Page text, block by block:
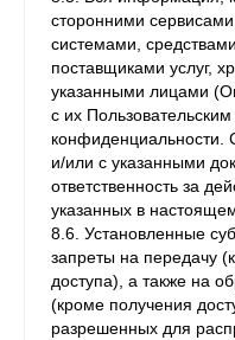
сторонними
системами,
поставщиками услуг,
указанными лицами
с их
конфиденциальности.
и/или с указанными
ответственность за
указанных в
8.6. Установленные
запреты на передачу
доступа), а также на
(кроме получения
разрешенных для